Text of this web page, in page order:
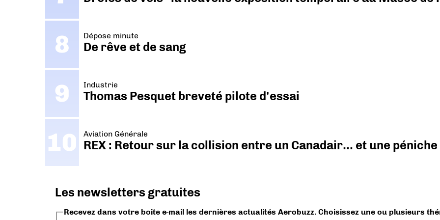
Dépose minute
De rêve et de sang
Industrie
Thomas Pesquet breveté pilote d'essai
Aviation Générale
REX : Retour sur la collision entre un Canadair… et une péniche
Les newsletters gratuites
Recevez dans votre boite e-mail les dernières actualités Aerobuzz. Choisissez une ou plusieurs